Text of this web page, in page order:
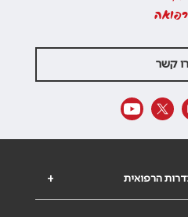
קשר
+ הרפואית